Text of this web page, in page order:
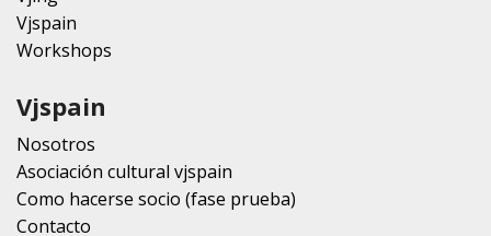
Vjspain
Workshops
Vjspain
Nosotros
Asociación cultural vjspain
Como hacerse socio (fase prueba)
Contacto